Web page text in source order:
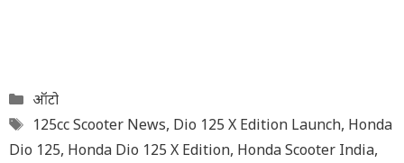
Categories
ऑटो
Tags
125cc Scooter News, Dio 125 X Edition Launch, Honda
Dio 125, Honda Dio 125 X Edition, Honda Scooter India,